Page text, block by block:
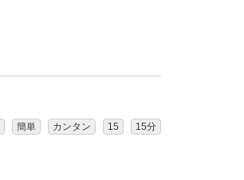
簡単 カンタン 15 15分